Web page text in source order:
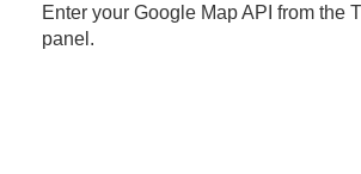
Enter your Google Map API from the
panel.